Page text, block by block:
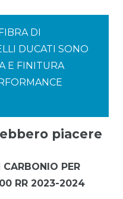
DI
DUCATI SONO
E FINITURA
piacere
PER
RR 2023-2024